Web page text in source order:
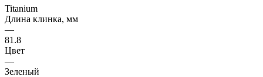
Titanium
Длина клинка, мм
—
81.8
Цвет
—
Зеленый